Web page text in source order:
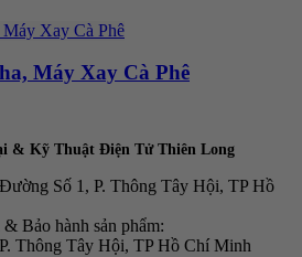
Máy Xay Cà Phê
& Kỹ Thuật Điện Tử Thiên Long
Số 1, P. Thông Tây Hội, TP Hồ
Bảo hành sản phẩm:
Thông Tây Hội, TP Hồ Chí Minh